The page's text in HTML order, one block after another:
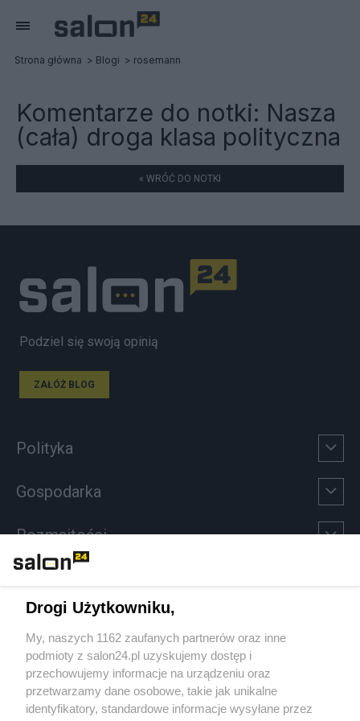
Strona główna Blogi rosemann
Komentarze do notki: Nasza
(cała) droga klasa polityczna
« WRÓĆ DO NOTKI
Podziel się swoją opinią
ZAŁÓŻ BLOG
Polityka
Gospodarka
Rozmaitości
Sport
Społeczeństwo
Kultura
Drogi Użytkowniku,
My, naszych 1162 zaufanych partnerów oraz inne
podmioty z salon24.pl uzyskujemy dostęp i
przechowujemy informacje na urządzeniu oraz
przetwarzamy dane osobowe, takie jak unikalne
identyfikatory, standardowe informacje wysyłane przez